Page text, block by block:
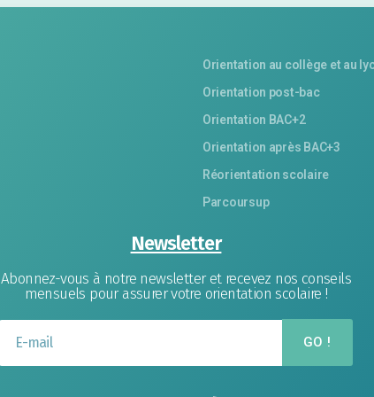
Orientation au collège et au
Orientation post-bac
Orientation BAC+2
Orientation après BAC+3
Réorientation scolaire
Parcoursup
Newsletter
Abonnez-vous à notre newsletter et recevez nos conseils
mensuels pour assurer votre orientation scolaire !
GO !